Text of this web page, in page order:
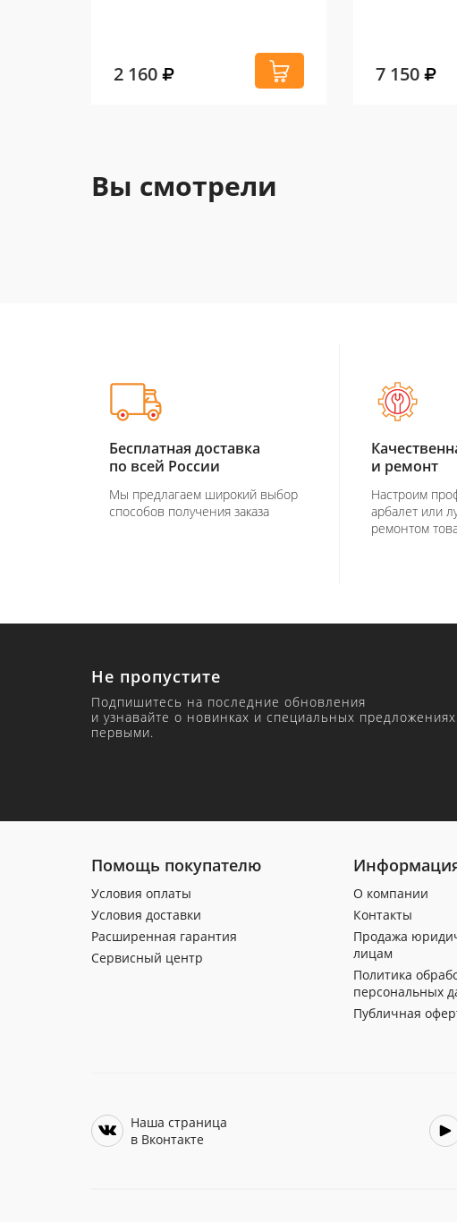
2 160 7 150
Вы смотрели
Бесплатная доставка
по всей России
Мы предлагаем широкий выбор
способов получения заказа
и ремонт
Настроим
арбалет или
ремонтом
Не пропустите
Подпишитесь на последние обновления
и узнавайте о новинках и специальных предложениях
первыми.
Помощь покупателю
Условия оплаты
Условия доставки
Расширенная гарантия
Сервисный центр
О компании
Контакты
Продажа
лицам
Политика
персональных
Публичная
Наша страница
в Вконтакте